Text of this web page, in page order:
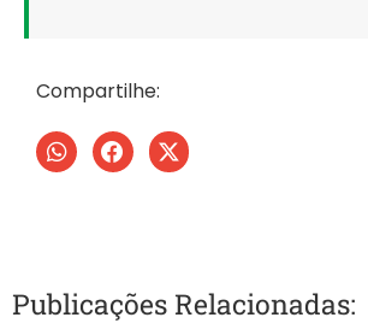
Compartilhe:
Publicações Relacionadas: